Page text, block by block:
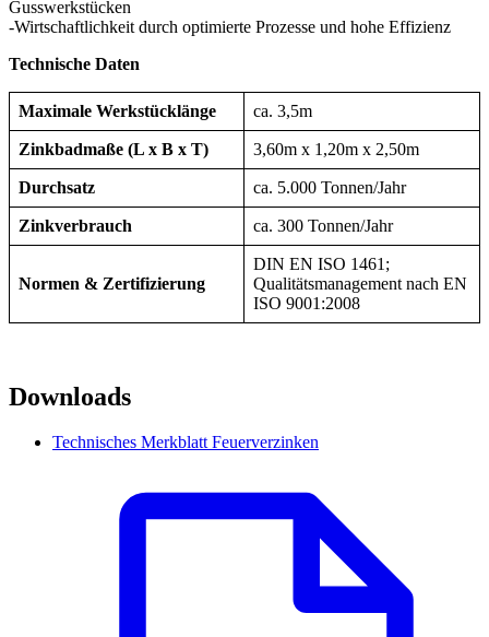
Gusswerkstücken
-Wirtschaftlichkeit durch optimierte Prozesse und hohe Effizienz
Technische Daten
Maximale Werkstücklänge ca. 3,5m
Zinkbadmaße (L x B x T) 3,60m x 1,20m x 2,50m
Durchsatz ca. 5.000 Tonnen/Jahr
Zinkverbrauch ca. 300 Tonnen/Jahr
Normen & Zertifizierung
DIN EN ISO 1461;
Qualitätsmanagement nach EN
ISO 9001:2008
Downloads
Technisches Merkblatt Feuerverzinken